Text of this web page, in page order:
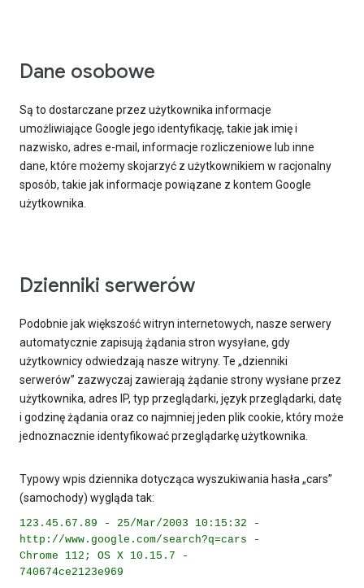
Dane osobowe
Są to dostarczane przez użytkownika informacje
umożliwiające Google jego identyfikację, takie jak imię i
nazwisko, adres e-mail, informacje rozliczeniowe lub inne
dane, które możemy skojarzyć z użytkownikiem w racjonalny
sposób, takie jak informacje powiązane z kontem Google
użytkownika.
Dzienniki serwerów
Podobnie jak większość witryn internetowych, nasze serwery
automatycznie zapisują żądania stron wysyłane, gdy
użytkownicy odwiedzają nasze witryny. Te „dzienniki
serwerów” zazwyczaj zawierają żądanie strony wysłane przez
użytkownika, adres IP, typ przeglądarki, język przeglądarki, datę
i godzinę żądania oraz co najmniej jeden plik cookie, który może
jednoznacznie identyfikować przeglądarkę użytkownika.
Typowy wpis dziennika dotycząca wyszukiwania hasła „cars”
(samochody) wygląda tak:
123.45.67.89 - 25/Mar/2003 10:15:32 -
http://www.google.com/search?q=cars -
Chrome 112; OS X 10.15.7 -
740674ce2123e969